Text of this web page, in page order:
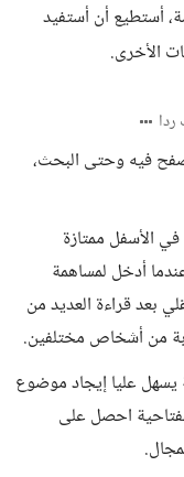
أستطيع أن أستفيد
الأخرى.
فيه وحتى البحث،
الأسفل ممتازة
أدخل لمساهمة
بعد قراءة العديد من
من أشخاص مختلفين.
عليا إيجاد موضوع
احصل على